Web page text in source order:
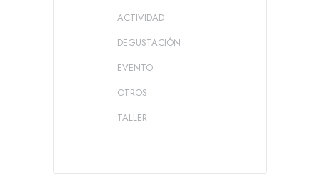
ACTIVIDAD
DEGUSTACIÓN
EVENTO
OTROS
TALLER